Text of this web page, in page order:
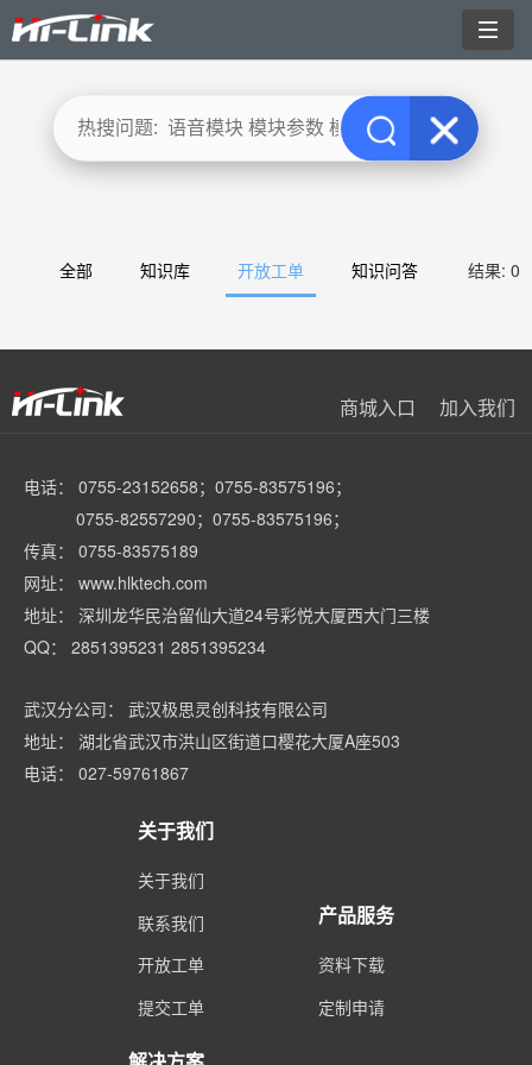
切
换
全部 知识库 开放工单 知识问答 结果: 0
商城入口 加入我们
电话： 0755-23152658；0755-83575196；
0755-82557290；0755-83575196；
传真： 0755-83575189
网址： www.hlktech.com
地址： 深圳龙华民治留仙大道24号彩悦大厦西大门三楼
QQ： 2851395231 2851395234
武汉分公司： 武汉极思灵创科技有限公司
地址： 湖北省武汉市洪山区街道口樱花大厦A座503
电话： 027-59761867
关于我们
关于我们
联系我们
开放工单
提交工单
产品服务
资料下载
定制申请